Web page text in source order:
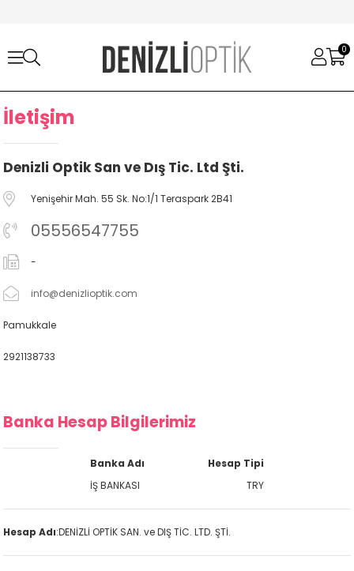
0
İletişim
Denizli Optik San ve Dış Tic. Ltd Şti.
Yenişehir Mah. 55 Sk. No:1/1 Teraspark 2B41
05556547755
-
info@denizlioptik.com
Pamukkale
2921138733
Banka Hesap Bilgilerimiz
Banka Adı
İŞ BANKASI
Hesap Tipi
TRY
Hesap Adı:DENİZLİ OPTİK SAN. ve DIŞ TİC. LTD. ŞTİ.